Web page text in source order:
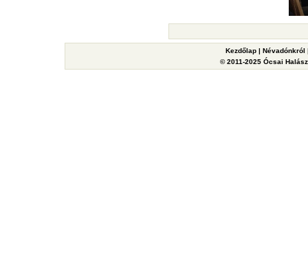
Kezdőlap | Névadónkról
© 2011-2025 Ócsai